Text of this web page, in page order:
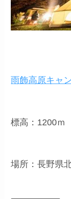
雨飾高原キャ
標高：1200ｍ
場所：長野県